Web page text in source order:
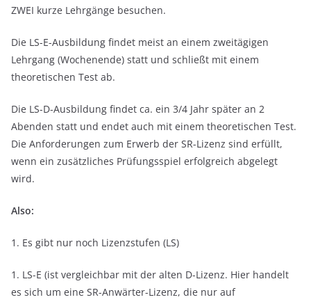
ZWEI kurze Lehrgänge besuchen.
Die LS-E-Ausbildung findet meist an einem zweitägigen
Lehrgang (Wochenende) statt und schließt mit einem
theoretischen Test ab.
Die LS-D-Ausbildung findet ca. ein 3/4 Jahr später an 2
Abenden statt und endet auch mit einem theoretischen Test.
Die Anforderungen zum Erwerb der SR-Lizenz sind erfüllt,
wenn ein zusätzliches Prüfungsspiel erfolgreich abgelegt
wird.
Also:
1. Es gibt nur noch Lizenzstufen (LS)
1. LS-E (ist vergleichbar mit der alten D-Lizenz. Hier handelt
es sich um eine SR-Anwärter-Lizenz, die nur auf